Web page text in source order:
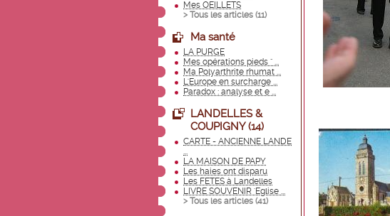
Mes OEILLETS
> Tous les articles (11)
Ma santé
LA PURGE
Mes opérations pieds " ...
Ma Polyarthrite rhumat ...
L'Europe en surcharge ...
Paradox : analyse et e ...
LANDELLES &
COUPIGNY (14)
CARTE - ANCIENNE LANDE
...
LA MAISON DE PAPY
Les haies ont disparu
Les FETES à Landelles
LIVRE SOUVENIR 'Eglise ...
> Tous les articles (41)